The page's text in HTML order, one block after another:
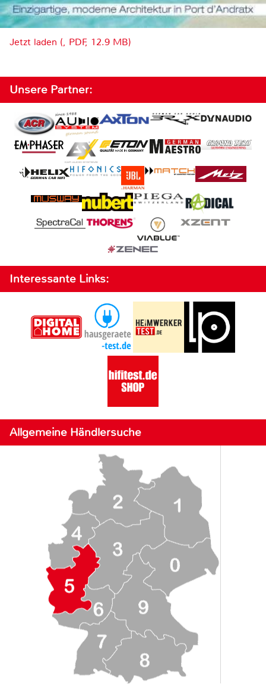
Jetzt laden (, PDF, 12.9 MB)
Unsere Partner:
Interessante Links:
Allgemeine Händlersuche